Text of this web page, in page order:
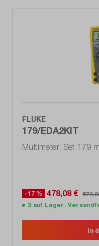
FLUKE
179/EDA2KIT
Multimeter, Set 179
-17 % 478,08 €
3 auf Lager.
In